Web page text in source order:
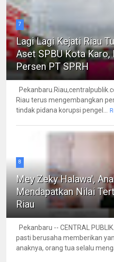
7
Lagi Lagi Kejati Riau
Aset SPBU Kota Karo,
Persen PT SPRH
Riau terus mengembangkan
tindak pidana korupsi pengel...
8
Mey Zeky Halawa',
Mendapatkan Nilai
Riau
Pekanbaru -- CENTRAL
pasti berusaha memberikan
anaknya, orang tua selalu